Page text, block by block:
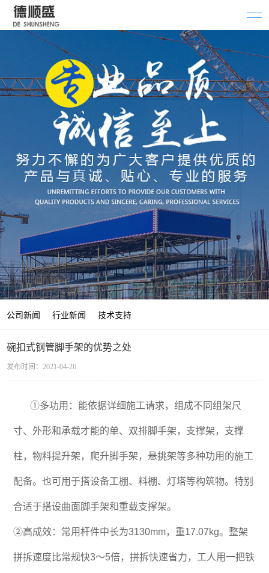
公司新闻 行业新闻 技术支持
碗扣式钢管脚手架的优势之处
发布时间：2021-04-26
①多功用：能依据详细施工请求，组成不同组架尺
寸、外形和承载才能的单、双排脚手架，支撑架，支撑
柱，物料提升架，爬升脚手架，悬挑架等多种功用的施工
配备。也可用于搭设备工棚、料棚、灯塔等构筑物。特别
合适于搭设曲面脚手架和重载支撑架。
②高成效：常用杆件中长为3130mm，重17.07kg。整架
拼拆速度比常规快3～5倍，拼拆快速省力，工人用一把铁